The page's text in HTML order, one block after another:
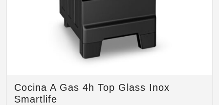
Cocina A Gas 4h Top Glass Inox
Smartlife